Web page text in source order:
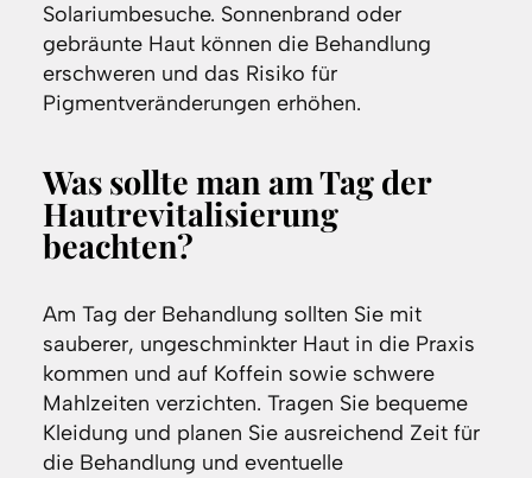
Solariumbesuche. Sonnenbrand oder
gebräunte Haut können die Behandlung
erschweren und das Risiko für
Pigmentveränderungen erhöhen.
Was sollte man am Tag der
Hautrevitalisierung
beachten?
Am Tag der Behandlung sollten Sie mit
sauberer, ungeschminkter Haut in die Praxis
kommen und auf Koffein sowie schwere
Mahlzeiten verzichten. Tragen Sie bequeme
Kleidung und planen Sie ausreichend Zeit für
die Behandlung und eventuelle